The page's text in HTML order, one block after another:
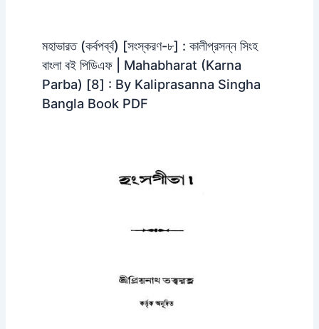
মহাভারত (কর্বপর্ব্ব) [সংস্করণ-৮] : কালীপ্রসন্ন সিংহ
বাংলা বই পিডিএফ | Mahabharat (Karna
Parba) [8] : By Kaliprasanna Singha
Bangla Book PDF